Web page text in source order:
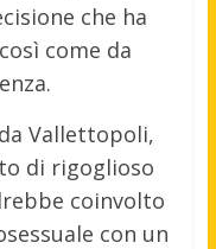
che ha
come da
Vallettopoli,
di rigoglioso
coinvolto
con un